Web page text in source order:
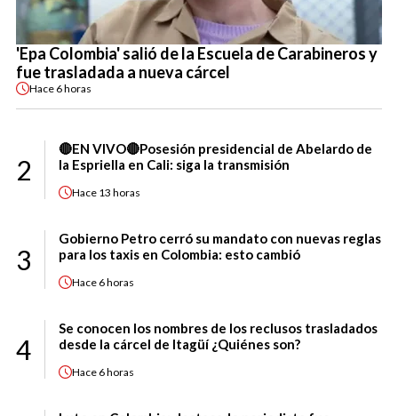
'Epa Colombia' salió de la Escuela de Carabineros y
fue trasladada a nueva cárcel
Hace 6 horas
2
🔴EN VIVO🔴Posesión presidencial de Abelardo de
la Espriella en Cali: siga la transmisión
Hace 13 horas
3
Gobierno Petro cerró su mandato con nuevas reglas
para los taxis en Colombia: esto cambió
Hace 6 horas
4
Se conocen los nombres de los reclusos trasladados
desde la cárcel de Itagüí ¿Quiénes son?
Hace 6 horas